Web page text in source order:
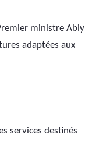
ministre Abiy
adaptées aux
services destinés